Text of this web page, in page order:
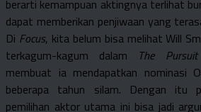
berarti kemampuan aktingnya terlihat
dapat memberikan penjiwaan yang
Di Focus, kita belum bisa melihat Will
terkagum-kagum dalam The
membuat ia mendapatkan nominasi
beberapa tahun silam. Dengan itu
pemilihan aktor utama ini bisa jadi